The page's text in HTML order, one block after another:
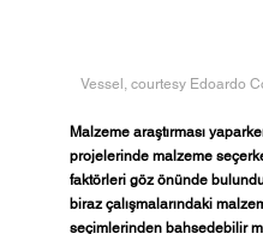
Vessel, courtesy Edoardo
Malzeme araştırması
projelerinde malzeme
faktörleri göz önünde
biraz çalışmalarındaki
seçimlerinden bahsedebilir